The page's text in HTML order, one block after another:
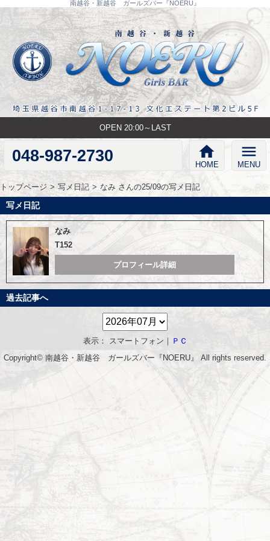
南越谷・新越谷 ガールズバー『NOERU』
OPEN 20:00～LAST
048-987-2730 home
HOME
menu
MENU
トップページ 写メ日記 なみ さんの25/09の写メ日記
写メ日記
なみ
T152
プロフィール詳細
過去記事へ
表示： スマートフォン｜ ＰＣ
Copyright© 南越谷・新越谷 ガールズバー『NOERU』 All rights reserved.